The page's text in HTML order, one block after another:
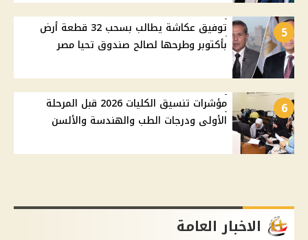
5
توفيق عكاشة يطالب بسحب 32 قطعة أرض
بأكتوبر وطرحها لصالح صندوق تحيا مصر
6
مؤشرات تنسيق الكليات 2026 قبل المرحلة
الأولى ودرجات الطب والهندسة والألسن
الاخبار العامة